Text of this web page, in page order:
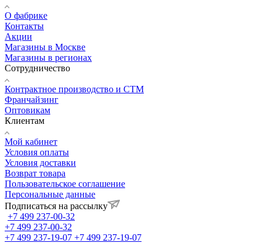
О фабрике
Контакты
Акции
Магазины в Москве
Магазины в регионах
Сотрудничество
Контрактное производство и СТМ
Франчайзинг
Оптовикам
Клиентам
Мой кабинет
Условия оплаты
Условия доставки
Возврат товара
Пользовательское соглашение
Персональные данные
Подписаться на рассылку
+7 499 237-00-32
+7 499 237-00-32
+7 499 237-19-07 +7 499 237-19-07